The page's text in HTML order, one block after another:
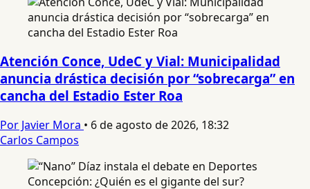
Atención Conce, UdeC y Vial: Municipalidad
anuncia drástica decisión por “sobrecarga” en
cancha del Estadio Ester Roa
Por Javier Mora • 6 de agosto de 2026, 18:32
Carlos Campos